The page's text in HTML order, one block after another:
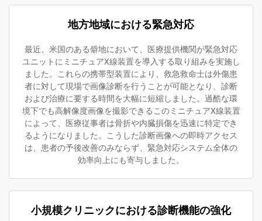
地方地域における緊急対応
最近、米国のある僻地において、医療提供機関が緊急対応
ユニットにミニチュアX線装置を導入する取り組みを実施し
ました。これらの携帯型装置により、救急救命士は外傷患
者に対して現場で画像診断を行うことが可能となり、診断
および治療に要する時間を大幅に短縮しました。過酷な環
境下でも高解像度画像を撮影できるこのミニチュアX線装置
によって、医療従事者は骨折や内臓損傷を迅速に特定でき
るようになりました。こうした診断画像への即時アクセス
は、患者の予後改善のみならず、緊急対応システム全体の
効率向上にも寄与しました。
小規模クリニックにおける診断機能の強化